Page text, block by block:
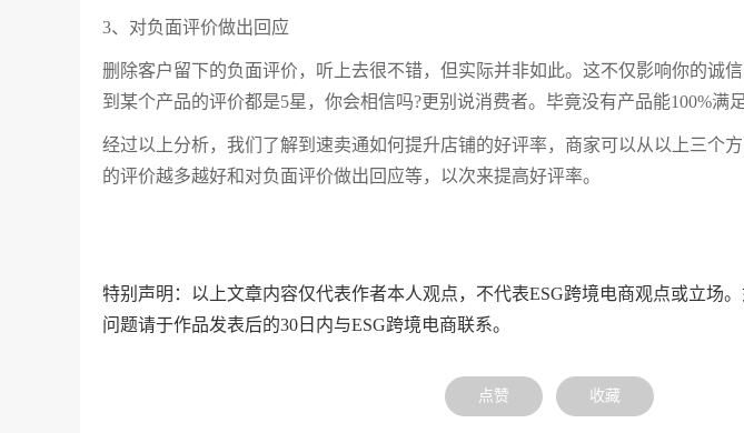
3、对负面评价做出回应
删除客户留下的负面评价，听上去很不错，但实际并非如此。这不仅影响你的诚
到某个产品的评价都是5星，你会相信吗?更别说消费者。毕竟没有产品能100%满
经过以上分析，我们了解到速卖通如何提升店铺的好评率，商家可以从以上三个
的评价越多越好和对负面评价做出回应等，以次来提高好评率。
特别声明：以上文章内容仅代表作者本人观点，不代表ESG跨境电商观点或立场
问题请于作品发表后的30日内与ESG跨境电商联系。
点赞 收藏